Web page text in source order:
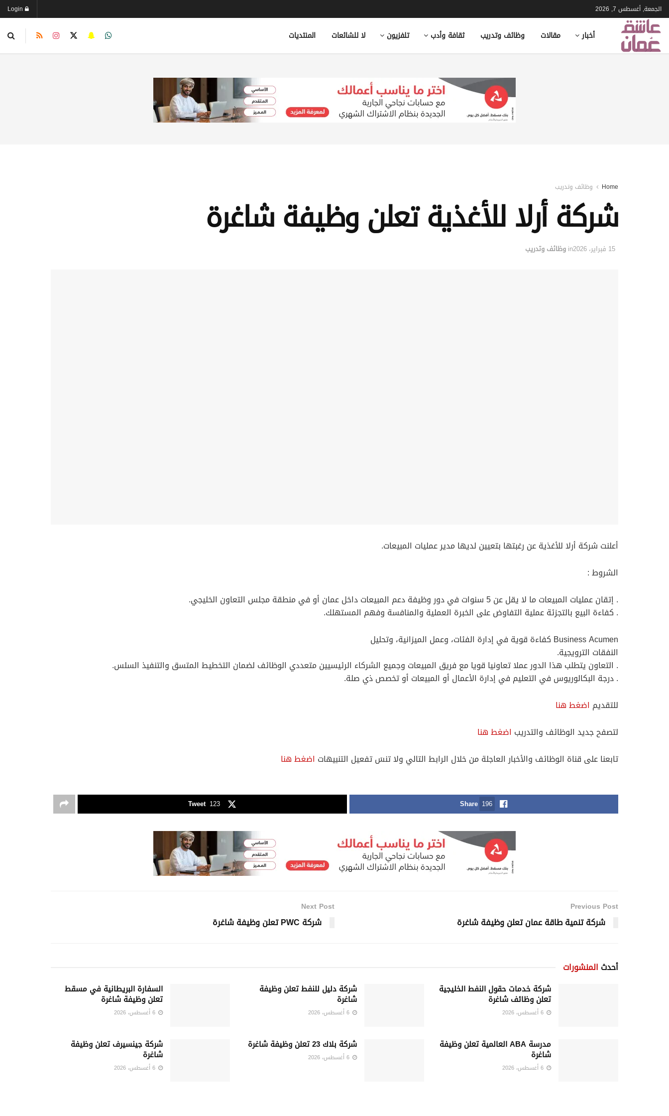
الجمعة, أغسطس 7, 2026
أخبار مقالات وظائف وتدريب ثقافة وأدب تلفزيون لا للشائعات المنتديات
Home وظائف وتدريب
شركة أرلا للأغذية تعلن وظيفة شاغرة
15 فبراير، 2026 in وظائف وتدريب
أعلنت شركة أرلا للأغذية عن رغبتها بتعيين لديها مدير عمليات المبيعات.
الشروط :
. إتقان عمليات المبيعات ما لا يقل عن 5 سنوات في دور وظيفة دعم المبيعات داخل عمان أو في منطقة مجلس التعاون الخليجي.
. كفاءة البيع بالتجزئة عملية التفاوض على الخبرة العملية والمنافسة وفهم المستهلك.
Business Acumen كفاءة قوية في إدارة الفئات، وعمل الميزانية، وتحليل
النفقات الترويجية.
. التعاون يتطلب هذا الدور عملا تعاونيا قويا مع فريق المبيعات وجميع الشركاء الرئيسيين متعددي الوظائف لضمان التخطيط المتسق والتنفيذ السلس.
. درجة البكالوريوس في التعليم في إدارة الأعمال أو المبيعات أو تخصص ذي صلة.
للتقديم اضغط هنا
لتصفح جديد الوظائف والتدريب اضغط هنا
تابعنا على قناة الوظائف والأخبار العاجلة من خلال الرابط التالي ولا تنسَ تفعيل التنبيهات اضغط هنا
Share 196
Tweet 123
Previous Post
شركة تنمية طاقة عمان تعلن وظيفة شاغرة
Next Post
شركة PWC تعلن وظيفة شاغرة
أحدث المنشورات
شركة خدمات حقول النفط الخليجية
تعلن وظائف شاغرة
شركة دليل للنفط تعلن وظيفة
شاغرة
السفارة البريطانية في مسقط
تعلن وظيفة شاغرة
مدرسة ABA العالمية تعلن وظيفة
شاغرة
شركة بلاك 23 تعلن وظيفة شاغرة شركة جينسيرف تعلن وظيفة
شاغرة